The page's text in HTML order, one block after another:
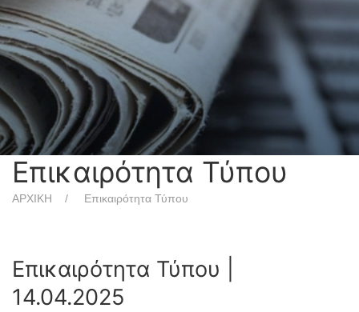
Επικαιρότητα Τύπου
ΑΡΧΙΚΗ Επικαιρότητα Τύπου
Επικαιρότητα Τύπου |
14.04.2025